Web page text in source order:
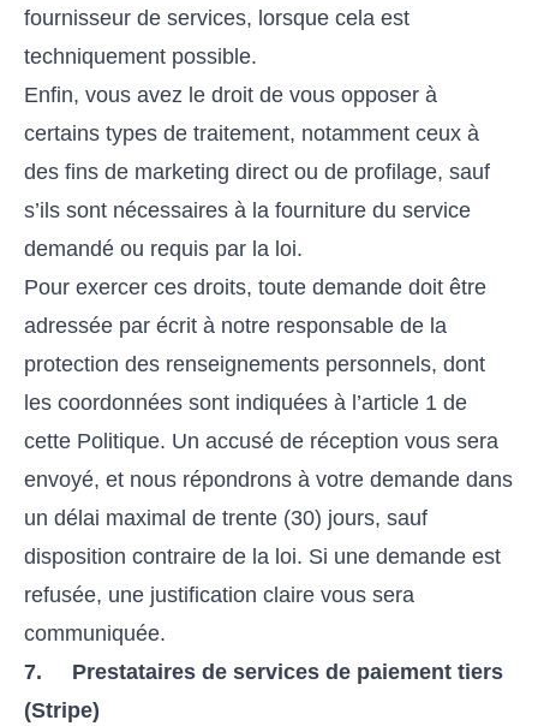
fournisseur de services, lorsque cela est
techniquement possible.
Enfin, vous avez le droit de vous opposer à
certains types de traitement, notamment ceux à
des fins de marketing direct ou de profilage, sauf
s’ils sont nécessaires à la fourniture du service
demandé ou requis par la loi.
Pour exercer ces droits, toute demande doit être
adressée par écrit à notre responsable de la
protection des renseignements personnels, dont
les coordonnées sont indiquées à l’article 1 de
cette Politique. Un accusé de réception vous sera
envoyé, et nous répondrons à votre demande dans
un délai maximal de trente (30) jours, sauf
disposition contraire de la loi. Si une demande est
refusée, une justification claire vous sera
communiquée.
7. Prestataires de services de paiement tiers
(Stripe)